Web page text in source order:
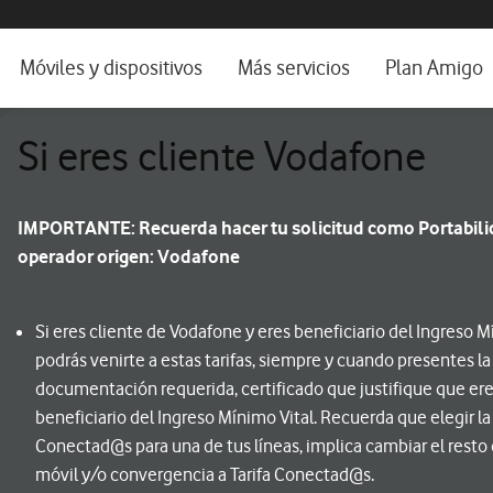
ayuda e idioma
5G
Móviles y dispositivos
Imagen y Sonido
Más servicios
Servicios avanzados
Plan Amigo
Si eres cliente Vodafone
IMPORTANTE: Recuerda hacer tu solicitud como
operador origen: Vodafone
Si eres cliente de Vodafone y eres beneficiario del Ingreso
podrás venirte a estas tarifas, siempre y cuando presentes la
documentación requerida, certificado que justifique que
beneficiario del Ingreso Mínimo Vital. Recuerda que elegir
Conectad@s para una de tus líneas, implica cambiar el
móvil y/o convergencia a Tarifa Conectad@s.